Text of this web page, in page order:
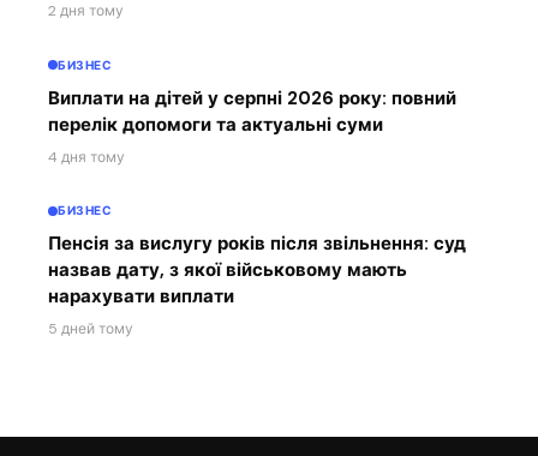
2 дня тому
БИЗНЕС
Виплати на дітей у серпні 2026 року: повний
перелік допомоги та актуальні суми
4 дня тому
БИЗНЕС
Пенсія за вислугу років після звільнення: суд
назвав дату, з якої військовому мають
нарахувати виплати
5 дней тому